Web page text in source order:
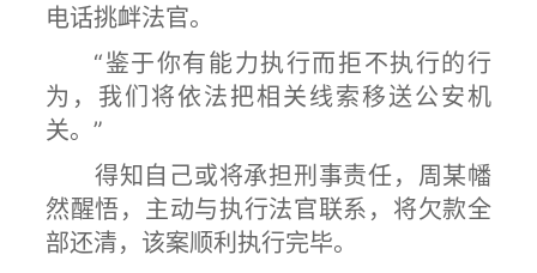
电话挑衅法官。
“鉴于你有能力执行而拒不执行的行
为，我们将依法把相关线索移送公安机
关。”
得知自己或将承担刑事责任，周某幡
然醒悟，主动与执行法官联系，将欠款全
部还清，该案顺利执行完毕。